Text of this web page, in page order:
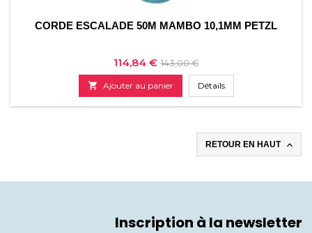
CORDE ESCALADE 50M MAMBO 10,1MM PETZL
Prix
114,84 € Prix
de
base
143,00 €
 Ajouter au panier Détails
RETOUR EN HAUT 
Inscription à la newsletter